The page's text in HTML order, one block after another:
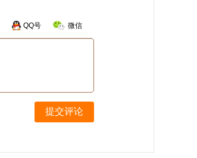
QQ号 微信
提交评论